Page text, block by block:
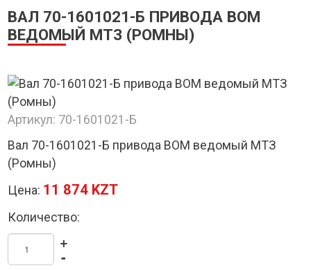
ВАЛ 70-1601021-Б ПРИВОДА ВОМ
ВЕДОМЫЙ МТЗ (РОМНЫ)
Артикул: 70-1601021-Б
Вал 70-1601021-Б привода ВОМ ведомый МТЗ
(Ромны)
Цена: 11 874 KZT
Количество:
-
+